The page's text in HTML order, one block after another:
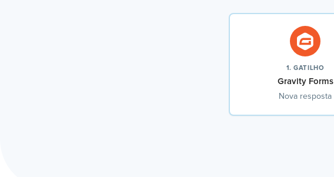
1. GATILHO
Gravity Forms
Nova resposta